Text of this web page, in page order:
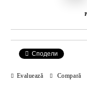
Сподели
Evaluează Compară